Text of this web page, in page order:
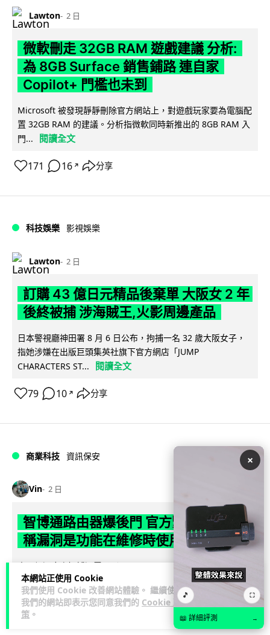
本網站正使用 Cookie
我們使用 Cookie 改善網站體驗。 繼續使用
我們的網站即表示您同意我們的 Cookie 政
策 。
Lawton 2 日
微軟刪走 32GB RAM 遊戲建議 分析:
為 8GB Surface 銷售鋪路 連自家
Copilot+ 門檻也未到
Microsoft 被發現靜靜刪除官方網站上，對遊戲玩家要為電腦配
置 32GB RAM 的建議。分析指微軟同時新推出的 8GB RAM 入
門...
閱讀全文
171 16 ↗ 分享
科技娛樂 影視娛樂
Lawton 2 日
訂購 43 億日元精品後棄單 大阪女 2 年
後終被捕 涉海賊王,火影周邊產品
日本警視廳神田署 8 月 6 日公布，拘捕一名 32 歲大阪女子，
指她涉嫌在出版巨頭集英社旗下官方網店「JUMP
CHARACTERS ST...
閱讀全文
79 10 ↗ 分享
商業科技 資訊保安
Vin 2 日
智博通路由器爆後門 官方緊急下架止血
稱漏洞是功能在維修時使用
中國網通廠商智博通電子（Zbtlink Electronics）旗下的路由器
產品爆出嚴重安全漏洞，被發現每 35 秒便會與中國伺服器連
線，旗...
閱讀全文
380
×
🎵 ⛶
📖 詳細評測 →